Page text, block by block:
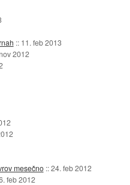
:: 11. feb 2013
2012
mesečno ::24. feb 2012
feb 2012